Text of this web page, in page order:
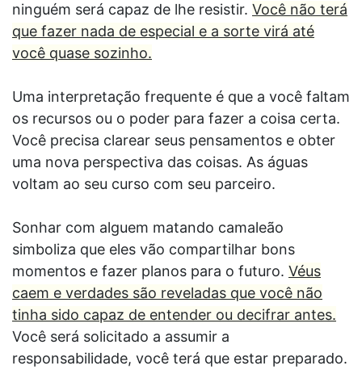
ninguém será capaz de lhe resistir. Você não terá
que fazer nada de especial e a sorte virá até
você quase sozinho.
Uma interpretação frequente é que a você faltam
os recursos ou o poder para fazer a coisa certa.
Você precisa clarear seus pensamentos e obter
uma nova perspectiva das coisas. As águas
voltam ao seu curso com seu parceiro.
Sonhar com alguem matando camaleão
simboliza que eles vão compartilhar bons
momentos e fazer planos para o futuro. Véus
caem e verdades são reveladas que você não
tinha sido capaz de entender ou decifrar antes.
Você será solicitado a assumir a
responsabilidade, você terá que estar preparado.